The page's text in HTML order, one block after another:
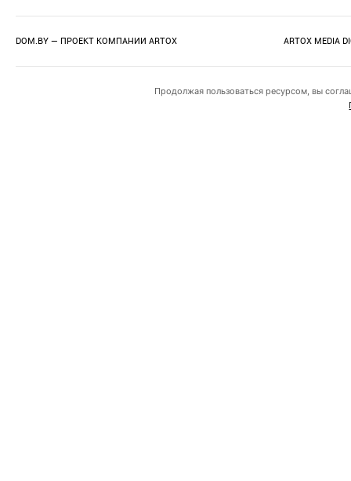
DOM.BY — ПРОЕКТ КОМПАНИИ ARTOX ARTOX MEDIA
Продолжая пользоваться ресурсом, вы